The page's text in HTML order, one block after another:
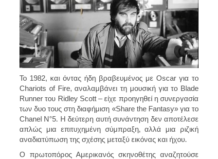
Το 1982, και όντας ήδη βραβευμένος με Oscar για το
Chariots of Fire, αναλαμβάνει τη μουσική για το Blade
Runner του Ridley Scott – είχε προηγηθεί η συνεργασία
των δυο τους στη διαφήμιση «Share the Fantasy» για το
Chanel N°5. Η δεύτερη αυτή συνάντηση δεν αποτέλεσε
απλώς μια επιτυχημένη σύμπραξη, αλλά μια ριζική
αναδιατύπωση της σχέσης μεταξύ εικόνας και ήχου.
Ο πρωτοπόρος Αμερικανός σκηνοθέτης αναζητούσε